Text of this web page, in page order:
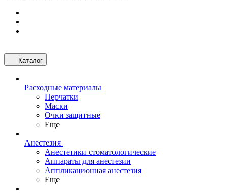
Каталог
Расходные материалы
Перчатки
Маски
Очки защитные
Еще
Анестезия
Анестетики стоматологические
Аппараты для анестезии
Аппликационная анестезия
Еще